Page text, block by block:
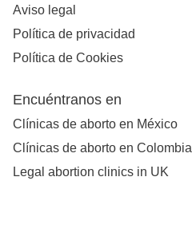
Aviso legal
Política de privacidad
Política de Cookies
Encuéntranos en
Clínicas de aborto en México
Clínicas de aborto en Colombia
Legal abortion clinics in UK